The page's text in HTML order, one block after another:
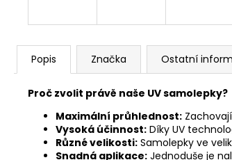
Popis Značka Ostatní
Proč zvolit právě naše UV samolepky?
Maximální průhlednost:
Vysoká účinnost: Díky UV
Různé velikosti: Samolepky ve
Snadná aplikace: Jednoduše je